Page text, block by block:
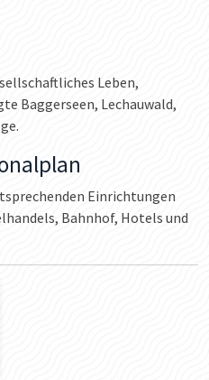
Leben,
Baggerseen, Lechauwald,
Einrichtungen
Bahnhof, Hotels und